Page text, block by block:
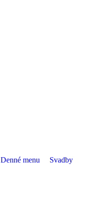
Denné menu Svadby